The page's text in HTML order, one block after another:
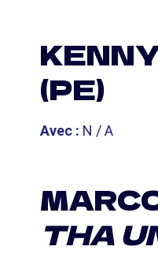
(PE)
Avec : N / A
THA